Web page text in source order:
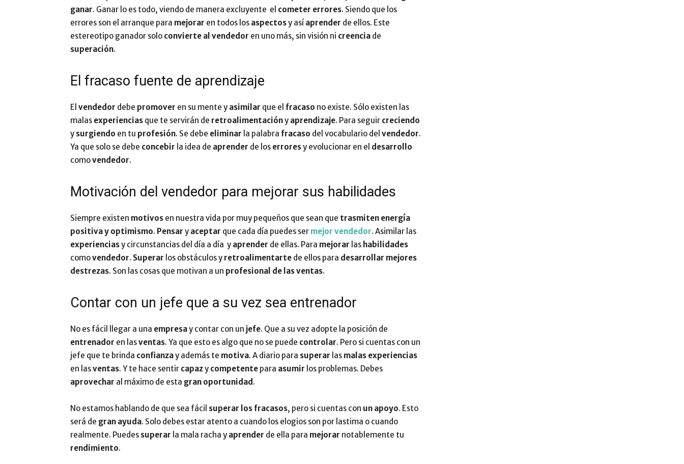
ganar. Ganar lo es todo, viendo de manera excluyente el cometer errores. Siendo que los
errores son el arranque para mejorar en todos los aspectosy así aprender de ellos. Este
estereotipo ganador solo convierte al vendedor en uno más, sin visión ni creencia de
superación.
El fracaso fuente de aprendizaje
El vendedor debe promover en su mente y asimilar que el fracaso no existe. Sólo existen las
malas experiencias que te servirán de retroalimentacióny aprendizaje. Para seguir creciendo
y surgiendo en tu profesión. Se debe eliminar la palabra fracaso del vocabulario del vendedor.
Ya que solo se debe concebir la idea de aprender de los erroresy evolucionar en el desarrollo
comovendedor.
Motivación del vendedor para mejorar sus habilidades
Siempre existen motivos en nuestra vida por muy pequeños que sean que trasmiten energía
positiva y optimismo. Pensar y aceptar que cada día puedes ser mejor vendedor. Asimilar las
experienciasy circunstancias del día a día y aprender de ellas. Para mejorar las habilidades
comovendedor. Superar los obstáculos y retroalimentarte de ellos para desarrollar mejores
destrezas. Son las cosas que motivan a un profesional de las ventas.
Contar con un jefe que a su vez sea entrenador
No es fácil llegar a una empresay contar con un jefe. Que a su vez adopte la posición de
entrenador en lasventas. Ya que esto es algo que no se puede controlar. Pero si cuentas con un
jefe que te brinda confianzay además te motiva. A diario para superar las malas experiencias
en lasventas. Y te hace sentir capazy competente para asumir los problemas. Debes
aprovechar al máximo de esta gran oportunidad .
No estamos hablando de que sea fácil superar los fracasos, pero si cuentas con un apoyo. Esto
será de gran ayuda. Solo debes estar atento a cuando los elogios son por lastima o cuando
realmente. Puedes superar la mala racha y aprender de ella para mejorar notablemente tu
rendimiento.